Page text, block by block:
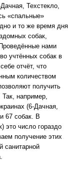
Техстекло,
«спальные»
и то же время дня
собак,
нами
учтённых собак в
отчёт, что
количеством
получить
например,
(6-Дачная,
67 собак. В
это число гораздо
получение этих
санитарной